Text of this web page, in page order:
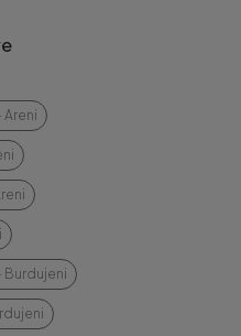
Burdujeni